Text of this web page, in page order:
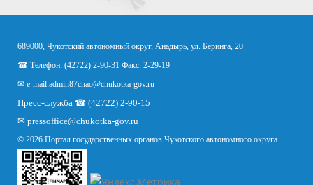
689000, Чукотский автономный округ, Анадырь, ул. Беринга, 20
☎ Телефон: (42722) 2-90-31 Факс: 2-29-19
✉ e-mail:admin87chao@chukotka-gov.ru
Пресс-служба ☎ (42722) 2-90-15
✉ pressoffice@chukotka-gov.ru
© 2026 Портал государственных органов Чукотского автономного округа